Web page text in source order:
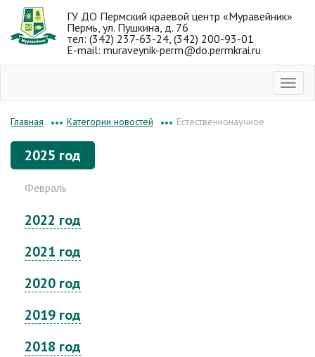
ГУ ДО Пермский краевой центр «Муравейник»
Пермь, ул. Пушкина, д. 76
тел: (342) 237-63-24, (342) 200-93-01
E-mail: muraveynik-perm@do.permkrai.ru
Главная ••• Категории новостей ••• Естественнонаучное
2025 год
Февраль
2022 год
2021 год
2020 год
2019 год
2018 год